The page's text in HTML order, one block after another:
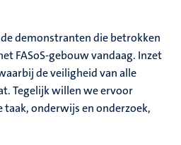
demonstranten die betrokken
FASoS-gebouw vandaag. Inzet
de veiligheid van alle
Tegelijk willen we ervoor
onderwijs en onderzoek,